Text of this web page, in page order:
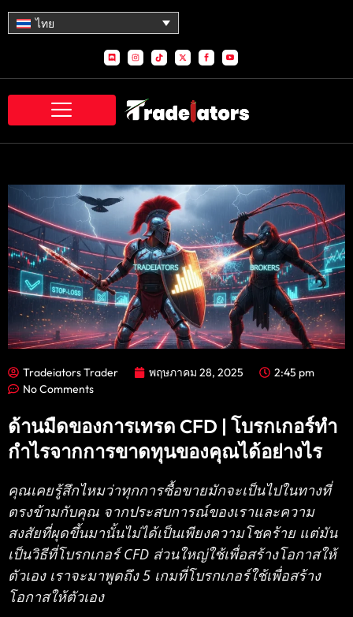
ไทย
D
i
s
d
I
n
s
r
a
T
i
k
X
-
t
e
r
S
o
c
f
c
o
S
o
c
y
o
u
b
Tradeiators Trader พฤษภาคม 28, 2025
2:45 pm
No Comments
ด้านมืดของการเทรด CFD | โบรกเกอร์ทำ
กำไรจากการขาดทุนของคุณได้อย่างไร
คุณเคยรู้สึกไหมว่าทุกการซื้อขายมักจะเป็นไปในทางที่
ตรงข้ามกับคุณ จากประสบการณ์ของเราและความ
สงสัยที่ผุดขึ้นมานั้นไม่ได้เป็นเพียงความโชคร้าย แต่มัน
เป็นวิธีที่โบรกเกอร์ CFD ส่วนใหญ่ใช้เพื่อสร้างโอกาสให้
ตัวเอง เราจะมาพูดถึง 5 เกมที่โบรกเกอร์ใช้เพื่อสร้าง
โอกาสให้ตัวเอง